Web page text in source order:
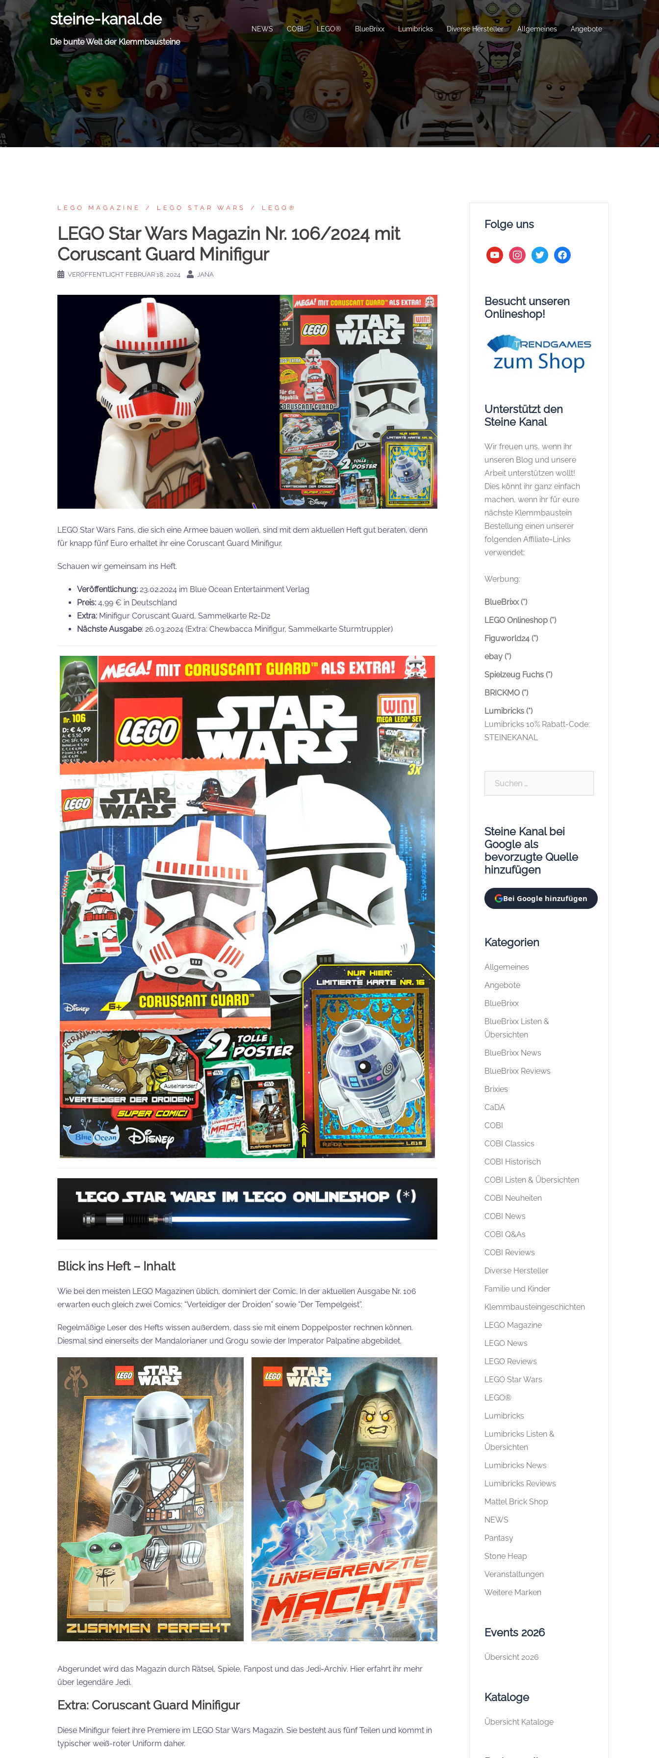
Zum
Inhalt
springen
steine-kanal.de
Die bunte Welt der Klemmbausteine
NEWS COBI LEGO® BlueBrixx Lumibricks Diverse Hersteller Allgemeines Angebote
LEGO MAGAZINE LEGO STAR WARS LEGO®
LEGO Star Wars Magazin Nr. 106/2024 mit
Coruscant Guard Minifigur
VERÖFFENTLICHT FEBRUAR 18, 2024 JANA
LEGO Star Wars Fans, die sich eine Armee bauen wollen, sind mit dem aktuellen Heft gut beraten, denn
für knapp fünf Euro erhaltet ihr eine Coruscant Guard Minifigur.
Schauen wir gemeinsam ins Heft.
Veröffentlichung: 23.02.2024 im Blue Ocean Entertainment Verlag
Preis: 4,99 € in Deutschland
Extra: Minifigur Coruscant Guard, Sammelkarte R2-D2
Nächste Ausgabe: 26.03.2024 (Extra: Chewbacca Minifigur, Sammelkarte Sturmtruppler)
Blick ins Heft – Inhalt
Wie bei den meisten LEGO Magazinen üblich, dominiert der Comic. In der aktuellen Ausgabe Nr. 106
erwarten euch gleich zwei Comics: “Verteidiger der Droiden” sowie “Der Tempelgeist”.
Regelmäßige Leser des Hefts wissen außerdem, dass sie mit einem Doppelposter rechnen können.
Diesmal sind einerseits der Mandalorianer und Grogu sowie der Imperator Palpatine abgebildet.
Abgerundet wird das Magazin durch Rätsel, Spiele, Fanpost und das Jedi-Archiv. Hier erfahrt ihr mehr
über legendäre Jedi.
Extra: Coruscant Guard Minifigur
Diese Minifigur feiert ihre Premiere im LEGO Star Wars Magazin. Sie besteht aus fünf Teilen und kommt in
typischer weiß-roter Uniform daher.
Folge uns
youtubeinstagram
twitter facebook
Besucht unseren
Onlineshop!
Unterstützt den
Steine Kanal
Wir freuen uns, wenn ihr
unseren Blog und unsere
Arbeit unterstützen wollt!
Dies könnt ihr ganz einfach
machen, wenn ihr für eure
nächste Klemmbaustein
Bestellung einen unserer
folgenden Affiliate-Links
verwendet:
Werbung:
BlueBrixx (*)
LEGO Onlineshop (*)
Figuworld24 (*)
ebay (*)
Spielzeug Fuchs (*)
BRICKMO (*)
Lumibricks (*)
Lumibricks 10% Rabatt-Code:
STEINEKANAL
Steine Kanal bei
Google als
bevorzugte Quelle
hinzufügen
Bei Google hinzufügen
Kategorien
Allgemeines
Angebote
BlueBrixx
BlueBrixx Listen &
Übersichten
BlueBrixx News
BlueBrixx Reviews
Brixies
CaDA
COBI
COBI Classics
COBI Historisch
COBI Listen & Übersichten
COBI Neuheiten
COBI News
COBI Q&As
COBI Reviews
Diverse Hersteller
Familie und Kinder
Klemmbausteingeschichten
LEGO Magazine
LEGO News
LEGO Reviews
LEGO Star Wars
LEGO®
Lumibricks
Lumibricks Listen &
Übersichten
Lumibricks News
Lumibricks Reviews
Mattel Brick Shop
NEWS
Pantasy
Stone Heap
Veranstaltungen
Weitere Marken
Events 2026
Übersicht 2026
Kataloge
Übersicht Kataloge